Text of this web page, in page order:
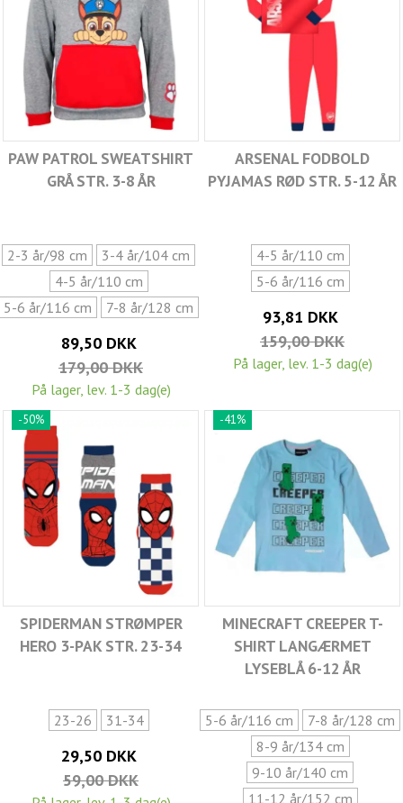
PAW PATROL SWEATSHIRT
GRÅ STR. 3-8 ÅR
2-3 år/98 cm
3-4 år/104 cm
4-5 år/110 cm
5-6 år/116 cm
7-8 år/128 cm
89,50 DKK
179,00 DKK
På lager, lev. 1-3 dag(e)
ARSENAL FODBOLD
PYJAMAS RØD STR. 5-12 ÅR
4-5 år/110 cm
5-6 år/116 cm
93,81 DKK
159,00 DKK
På lager, lev. 1-3 dag(e)
-50%
SPIDERMAN STRØMPER
HERO 3-PAK STR. 23-34
23-26 31-34
29,50 DKK
59,00 DKK
-41%
MINECRAFT CREEPER T-
SHIRT LANGÆRMET
LYSEBLÅ 6-12 ÅR
5-6 år/116 cm
7-8 år/128 cm
8-9 år/134 cm
9-10 år/140 cm
11-12 år/152 cm